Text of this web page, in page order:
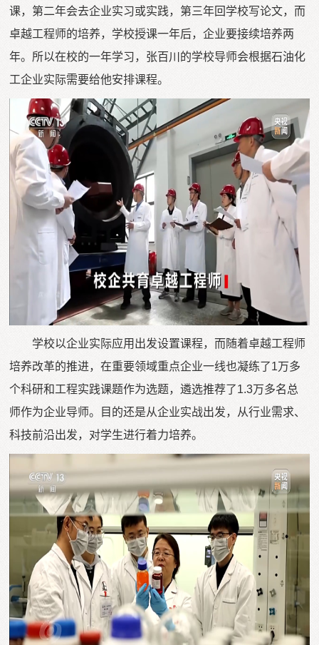
课，第二年会去企业实习或实践，第三年回学校写论文，而
卓越工程师的培养，学校授课一年后，企业要接续培养两
年。所以在校的一年学习，张百川的学校导师会根据石油化
工企业实际需要给他安排课程。
学校以企业实际应用出发设置课程，而随着卓越工程师
培养改革的推进，在重要领域重点企业一线也凝练了1万多
个科研和工程实践课题作为选题，遴选推荐了1.3万多名总
师作为企业导师。目的还是从企业实战出发，从行业需求、
科技前沿出发，对学生进行着力培养。